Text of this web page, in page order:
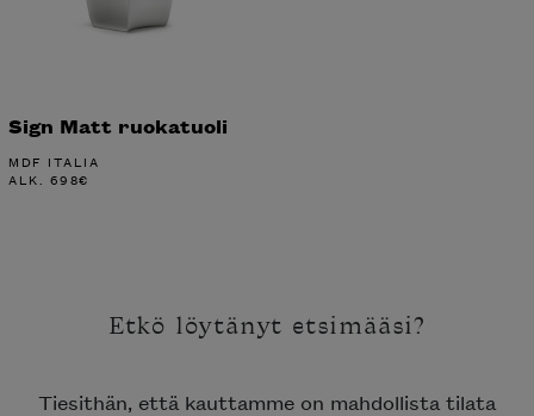
Sign Matt ruokatuoli
MDF ITALIA
ALK. 698€
Etkö löytänyt etsimääsi?
Tiesithän, että kauttamme on mahdollista tilata